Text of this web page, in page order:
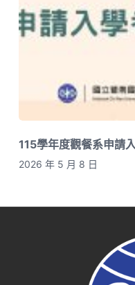
115學年度觀餐系申請
2026 年 5 月 8 日